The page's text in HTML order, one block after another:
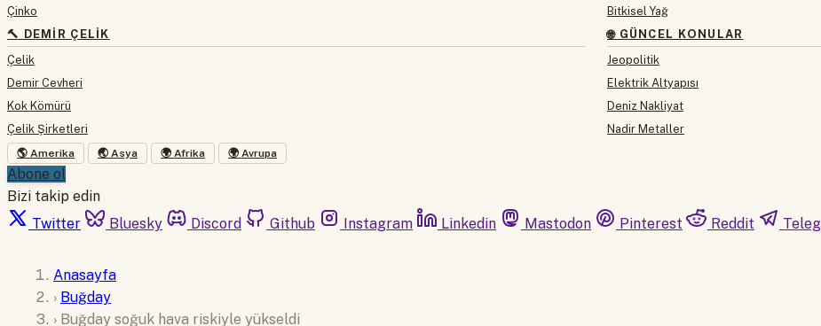
Çinko
🔨 DEMIR ÇELIK
Çelik
Demir Cevheri
Kok Kömürü
Çelik Şirketleri
Bitkisel Yağ
🌐 GÜNCEL KONULAR
Jeopolitik
Elektrik Altyapısı
Deniz Nakliyat
Nadir Metaller
🌎 Amerika 🌏 Asya 🌍 Afrika 🌍 Avrupa
Abone ol
Bizi takip edin
Twitter
Bluesky Discord Github Instagram Linkedin Mastodon Pinterest Reddit
Anasayfa
› Buğday
› Buğday soğuk hava riskiyle yükseldi